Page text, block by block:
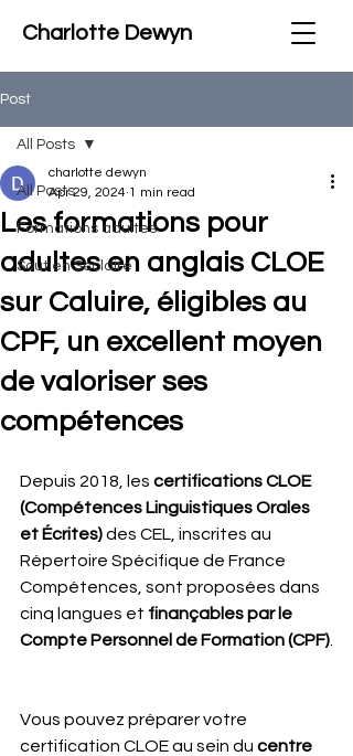
Charlotte Dewyn
Post
All Posts
Formations adultes
Soutien Scolaire
All Posts
Les formations pour
adultes en anglais CLOE
sur Caluire, éligibles au
CPF, un excellent moyen
de valoriser ses
compétences
charlotte dewyn
Apr 29, 2024 1 min read
Depuis 2018, les certifications CLOE
(Compétences Linguistiques Orales
et Écrites) des CEL, inscrites au
Répertoire Spécifique de France
Compétences, sont proposées dans
cinq langues et finançables par le
Compte Personnel de Formation (CPF)
Vous pouvez préparer votre
certification CLOE au sein du centre